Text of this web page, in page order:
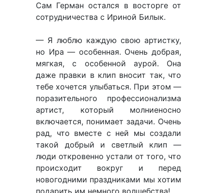
Сам Герман остался в восторге от
сотрудничества с Ириной Билык.
— Я люблю каждую свою артистку,
но Ира — особенная. Очень добрая,
мягкая, с особенной аурой. Она
даже правки в клип вносит так, что
тебе хочется улыбаться. При этом —
поразительного профессионализма
артист, который молниеносно
включается, понимает задачи. Очень
рад, что вместе с ней мы создали
такой добрый и светлый клип —
люди откровенно устали от того, что
происходит вокруг и перед
новогодними праздниками мы хотим